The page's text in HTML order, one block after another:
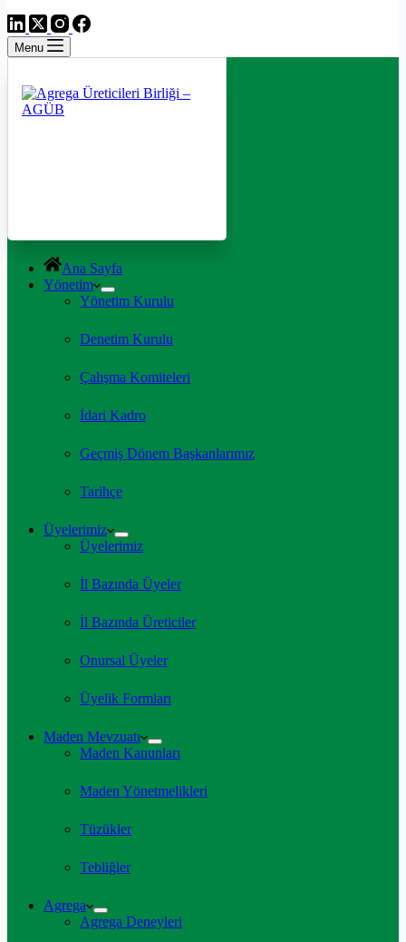
Menu
Ana Sayfa
Yönetim
Yönetim Kurulu
Denetim Kurulu
Çalışma Komiteleri
İdari Kadro
Geçmiş Dönem Başkanlarımız
Tarihçe
Üyelerimiz
Üyelerimiz
İl Bazında Üyeler
İl Bazında Üreticiler
Onursal Üyeler
Üyelik Formları
Maden Mevzuatı
Maden Kanunları
Maden Yönetmelikleri
Tüzükler
Tebliğler
Agrega
Agrega Deneyleri